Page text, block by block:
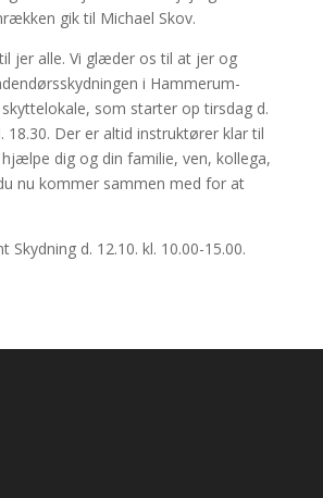
gik til Michael Skov.
jer alle. Vi glæder os til at jer og
i Hammerum-
skyttelokale, som starter op tirsdag d.
18.30. Der er altid instruktører klar til
dig og din familie, ven, kollega,
nu kommer sammen med for at
Skydning d. 12.10. kl. 10.00-15.00.